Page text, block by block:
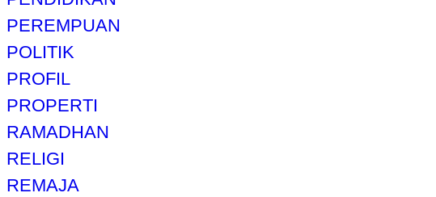
PEREMPUAN
POLITIK
PROFIL
PROPERTI
RAMADHAN
RELIGI
REMAJA